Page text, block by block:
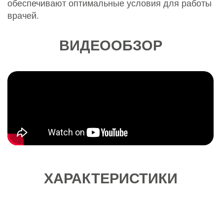
обеспечивают оптимальные условия для работы
врачей.
ВИДЕООБЗОР
ХАРАКТЕРИСТИКИ